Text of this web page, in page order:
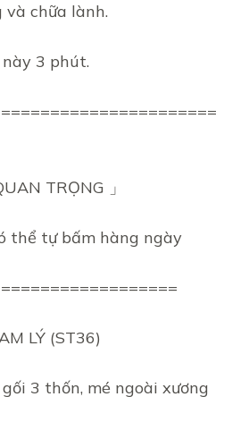
và chữa lành.
3 phút.
TRỌNG 」
thể tự bấm hàng ngày
LÝ (ST36)
3 thốn, mé ngoài xương